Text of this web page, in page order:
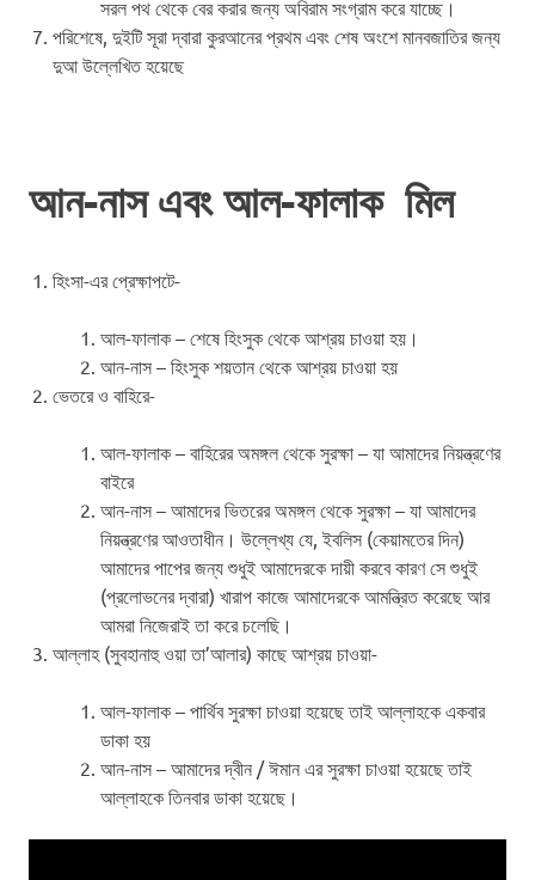
সরল পথ থেকে বের করার জন্য অবিরাম সংগ্রাম করে যাচ্ছে।
পরিশেষে, দুইটি সূরা দ্বারা কুরআনের প্রথম এবং শেষ অংশে মানবজাতির জন্য
দুআ উল্লেখিত হয়েছে
আন-নাস এবং আল-ফালাক মিল
হিংসা-এর প্রেক্ষাপটে-
আল-ফালাক – শেষে হিংসুক থেকে আশ্রয় চাওয়া হয়।
আন-নাস – হিংসুক শয়তান থেকে আশ্রয় চাওয়া হয়
ভেতরে ও বাহিরে-
আল-ফালাক – বাহিরের অমঙ্গল থেকে সুরক্ষা – যা আমাদের নিয়ন্ত্রণের
বাইরে
আন-নাস – আমাদের ভিতরের অমঙ্গল থেকে সুরক্ষা – যা আমাদের
নিয়ন্ত্রণের আওতাধীন। উল্লেখ্য যে, ইবলিস (কেয়ামতের দিন)
আমাদের পাপের জন্য শুধুই আমাদেরকে দায়ী করবে কারণ সে শুধুই
(প্রলোভনের দ্বারা) খারাপ কাজে আমাদেরকে আমন্ত্রিত করেছে আর
আমরা নিজেরাই তা করে চলেছি।
আল্লাহ (সুবহানাহু ওয়া তা’আলার) কাছে আশ্রয় চাওয়া-
আল-ফালাক – পার্থিব সুরক্ষা চাওয়া হয়েছে তাই আল্লাহকে একবার
ডাকা হয়
আন-নাস – আমাদের দ্বীন / ঈমান এর সুরক্ষা চাওয়া হয়েছে তাই
আল্লাহকে তিনবার ডাকা হয়েছে।